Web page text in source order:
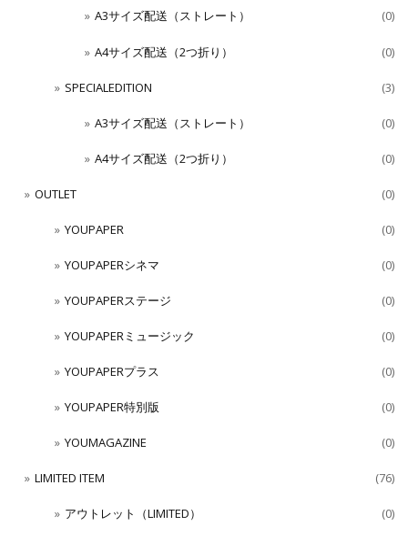
A3サイズ配送（ストレート） (0)
A4サイズ配送（2つ折り） (0)
SPECIALEDITION (3)
A3サイズ配送（ストレート） (0)
A4サイズ配送（2つ折り） (0)
OUTLET (0)
YOUPAPER (0)
YOUPAPERシネマ (0)
YOUPAPERステージ (0)
YOUPAPERミュージック (0)
YOUPAPERプラス (0)
YOUPAPER特別版 (0)
YOUMAGAZINE (0)
LIMITED ITEM (76)
アウトレット（LIMITED） (0)